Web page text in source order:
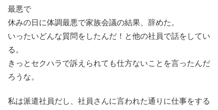
最悪で
休みの日に体調最悪で家族会議の結果、辞めた。
いったいどんな質問をしたんだ！と他の社員で話をしてい
る。
きっとセクハラで訴えられても仕方ないことを言ったんだ
ろうな。
私は派遣社員だし、社員さんに言われた通りに仕事をする